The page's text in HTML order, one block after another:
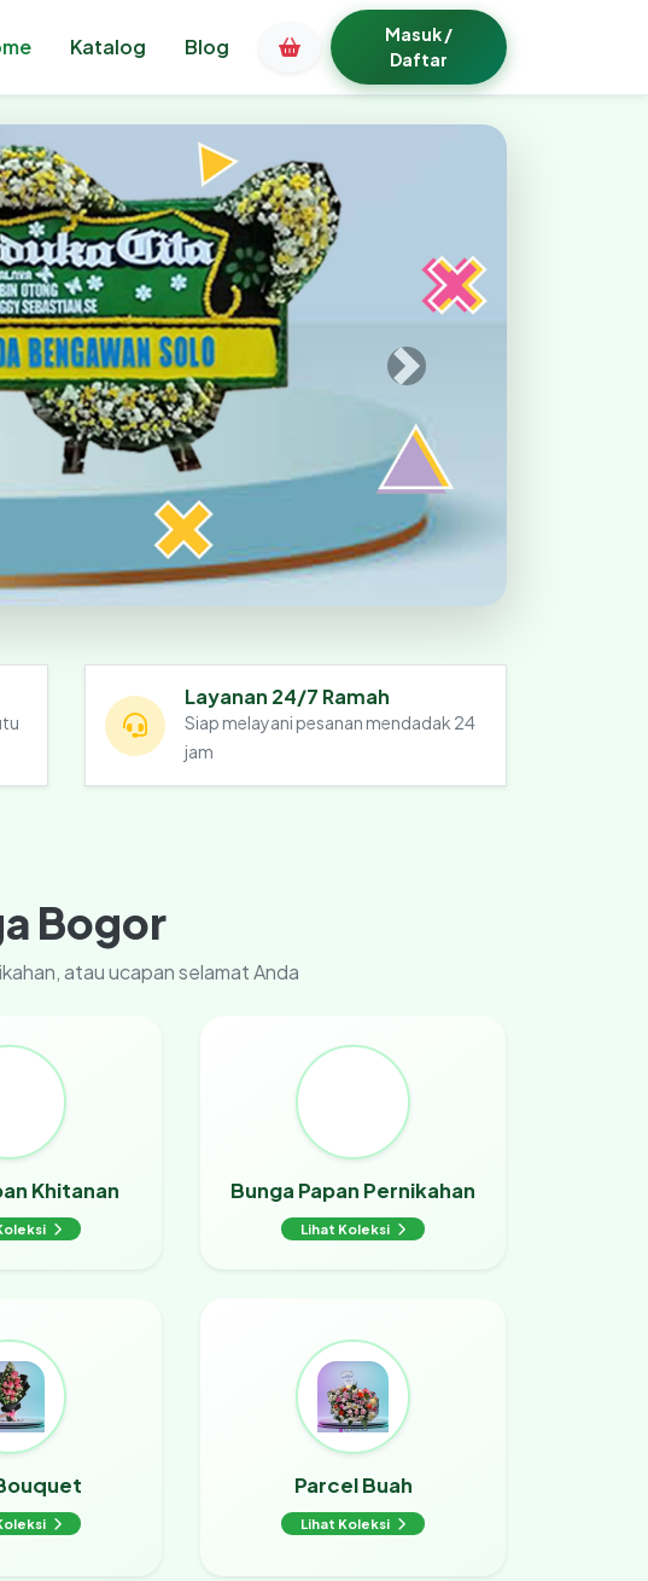
Katalog Blog
Masuk /
Daftar
Bunga Papan Bogor
Layanan 24/7 Ramah
Siap melayani pesanan mendadak 24
jam
Bogor
atau ucapan selamat Anda
Khitanan Bunga Papan Pernikahan
Lihat Koleksi
Parcel Buah
Lihat Koleksi